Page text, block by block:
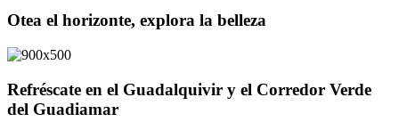
Otea el horizonte, explora la belleza
Refréscate en el Guadalquivir y el Corredor Verde
del Guadiamar